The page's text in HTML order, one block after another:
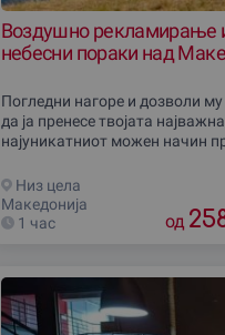
Воздушно рекламирање
небесни пораки над
Погледни нагоре и дозволи
да ја пренесе твојата
најуникатниот можен начин
е доживување кое остава без
Низ цела
Македониjа
1 час
од